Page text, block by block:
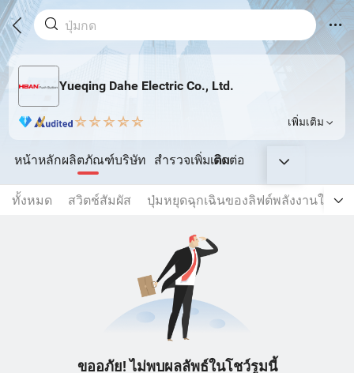
Yueqing Dahe Electric Co., Ltd.
เพิ่มเติม
หน้าหลักผลิตภัณฑ์บริษัท สำรวจเพิ่มเติมติดต่อ
ทั้งหมด สวิตช์สัมผัส ปุ่มหยุดฉุกเฉินของลิฟต์พลังงานใหม่
ขออภัย! ไม่พบผลลัพธ์ในโชว์รูมนี้